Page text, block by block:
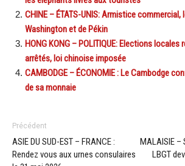
CHINE – ÉTATS-UNIS: Armistice commercial,
Washington et de Pékin
HONG KONG – POLITIQUE: Elections
arrêtés, loi chinoise imposée
CAMBODGE – ÉCONOMIE : Le Cambodge
de sa monnaie
Précédent
ASIE DU SUD-EST – FRANCE :
Rendez vous aux urnes consulaires
MALAISIE –
LBGT